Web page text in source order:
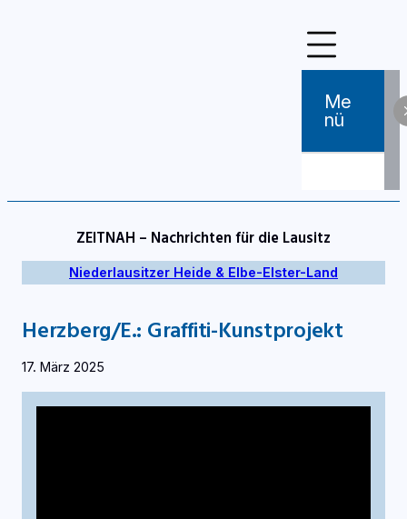
Me
Nü
ZEITNAH – Nachrichten für die Lausitz
Niederlausitzer Heide & Elbe-Elster-Land
Herzberg/E.: Graffiti-Kunstprojekt
17. März 2025